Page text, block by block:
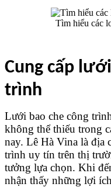
Tìm hiểu các
Cung cấp
trình
Lưới bao che công
không thể thiếu trong
nay. Lê Hà Vina là địa
trình uy tín trên thị
tưởng lựa chọn. Khi
nhận thấy những lợi